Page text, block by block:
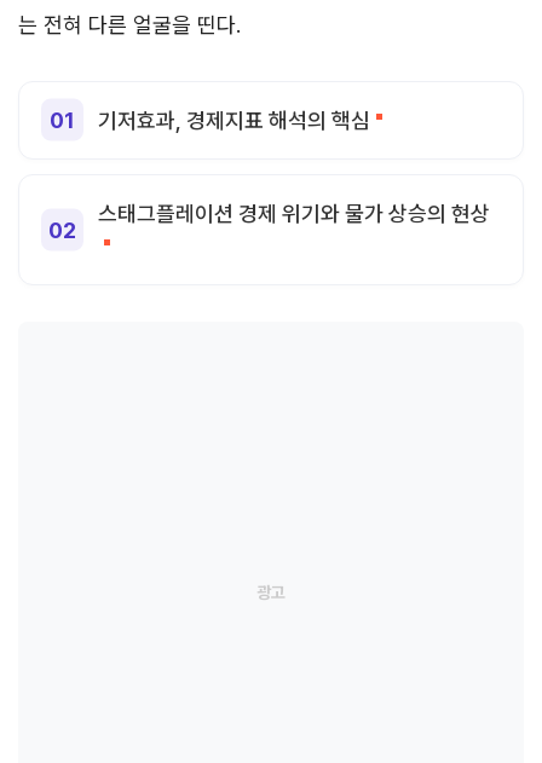
는 전혀 다른 얼굴을 띤다.
기저효과, 경제지표 해석의 핵심
스태그플레이션 경제 위기와 물가 상승의 현상